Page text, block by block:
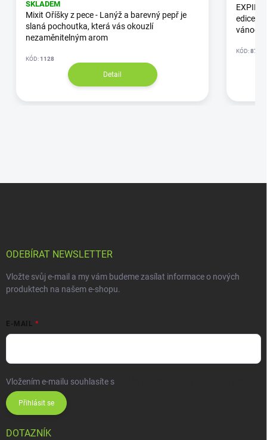
SKLADEM
Mixit Oříšky z pece - Lanýž a barevný pepř je
slaná pochoutka, která vás okouzlí
nezaměnitelným arom
KÓD:1128
Detail
edice
KÓD:87/
ODEBÍRAT NEWSLETTER
Vložte svůj e-mail a my vám budeme zasílat informace o nových
produktech na našem e-shopu.
E-MAIL
Vložením e-mailu souhlasíte s
Přihlásit se
DOTAZNÍK